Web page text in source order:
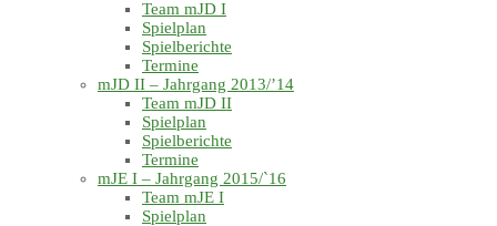
Team mJD I
Spielplan
Spielberichte
Termine
mJD II – Jahrgang 2013/’14
Team mJD II
Spielplan
Spielberichte
Termine
mJE I – Jahrgang 2015/`16
Team mJE I
Spielplan